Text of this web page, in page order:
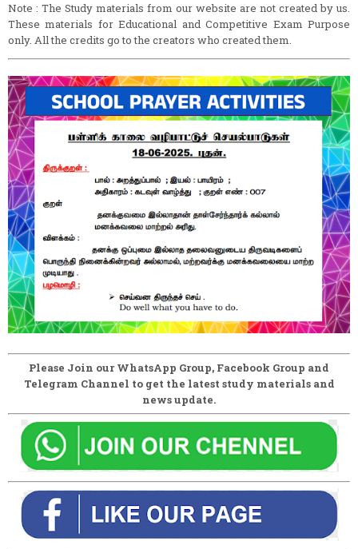
Note : The Study materials from our website are not created by us.
These materials for Educational and Competitive Exam Purpose
only. All the credits go to the creators who created them.
Please Join our WhatsApp Group, Facebook Group and
Telegram Channel to get the latest study materials and
news update.